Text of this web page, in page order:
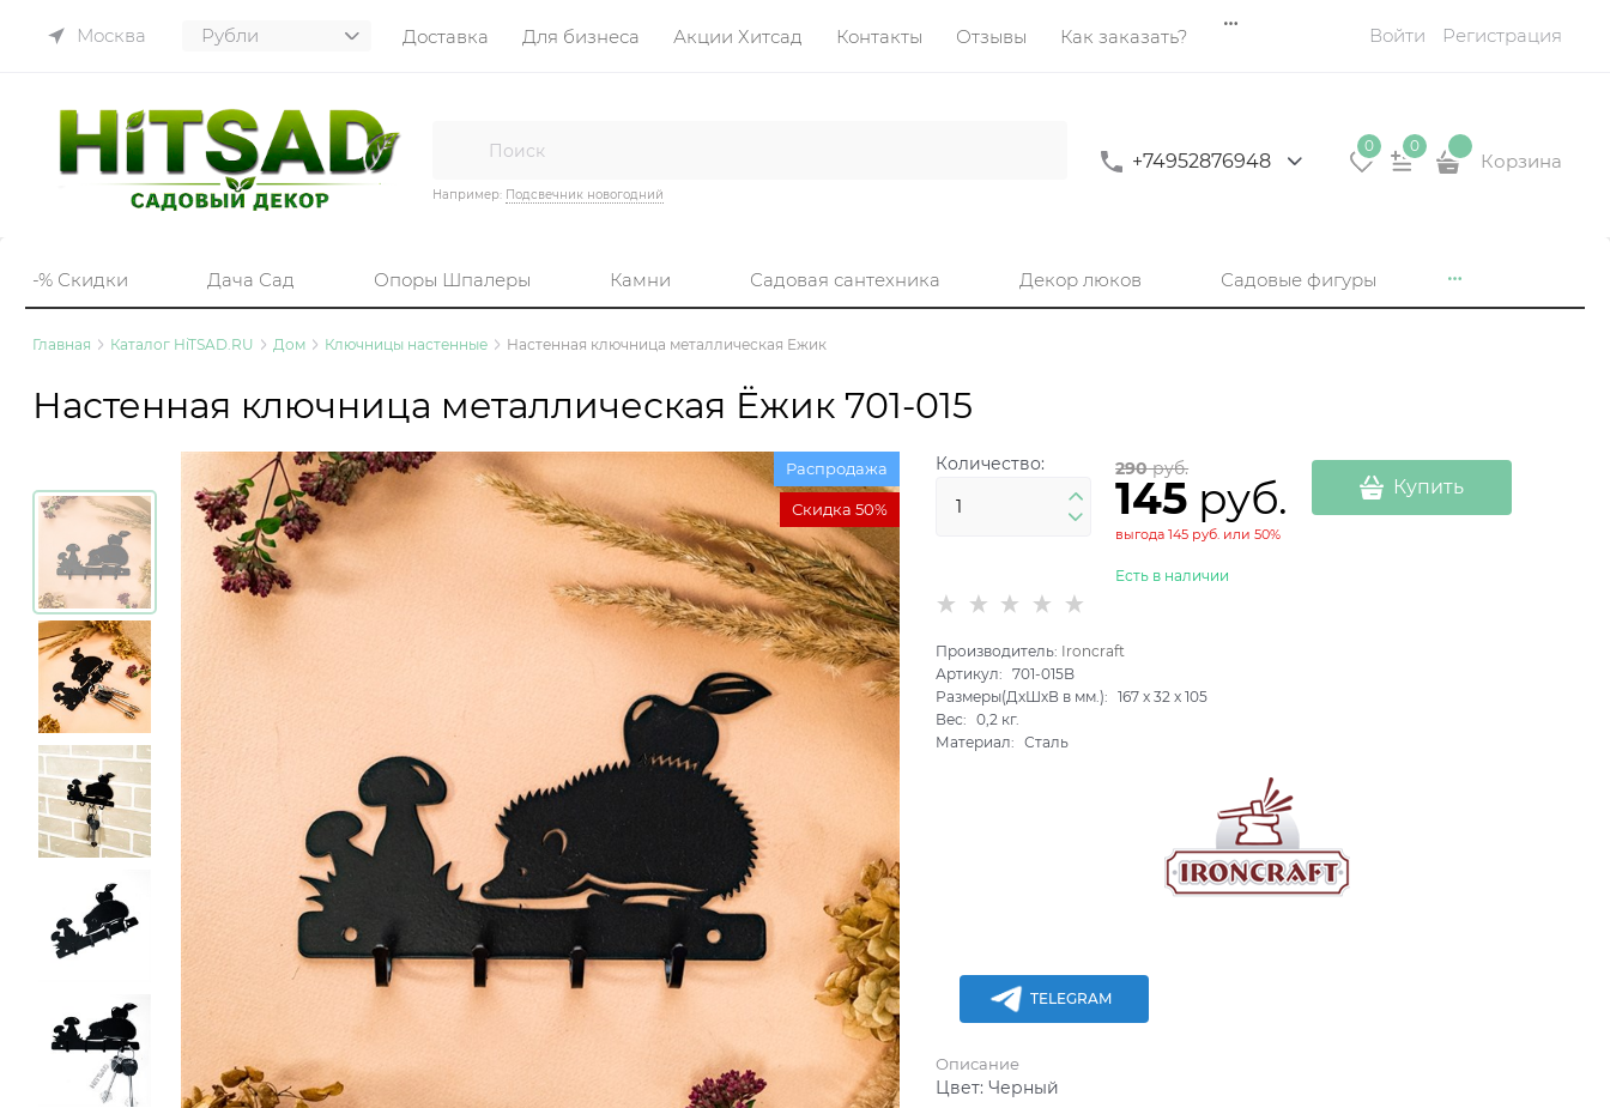
Москва Доставка Для бизнеса Акции Хитсад Контакты Отзывы Как заказать? Войти Регистрация
Например: Подсвечник новогодний
+74952876948
0 0
Корзина
-% Скидки Дача Сад Опоры Шпалеры Камни Садовая сантехника Декор люков Садовые фигуры
Главная Каталог HiTSAD.RU Дом Ключницы настенные Настенная ключница металлическая Ёжик
Настенная ключница металлическая Ёжик 701-015
Распродажа
Скидка 50%
Количество: 290 руб.
145 руб.
выгода145 руб. или50%
Есть в наличии
Купить
Производитель: Ironcraft
Артикул:
701-015B
Размеры(ДхШхВ в мм.):
167 x32 x105
Вес:
0,2 кг.
Материал:
Сталь
TELEGRAM
Описание
Цвет:Черный